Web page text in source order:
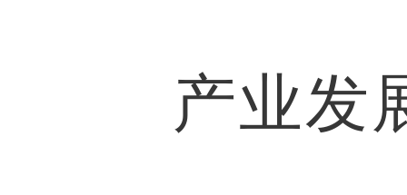
产业发展